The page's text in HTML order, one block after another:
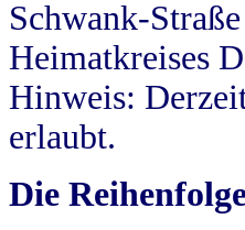
Schwank-
Heimatkreises
Hinweis:
erlaubt.
Die